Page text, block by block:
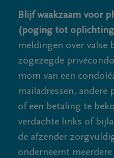
Blijf waakzaam voor
(poging tot
meldingen over valse
zogezegde
mom van een
mailadressen, andere
of een betaling te
verdachte links of
de afzender
onderneemt